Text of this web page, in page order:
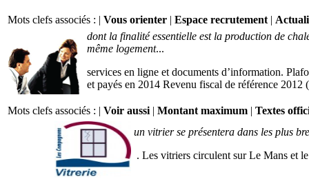
Mots clefs associés : | Vous orienter | Espace recrutement |
dont la finalité essentielle est la production de
même logement...
services en ligne et documents d’information.
et payés en 2014 Revenu fiscal de référence
Mots clefs associés : | Voir aussi | Montant maximum | Textes
un vitrier se présentera dans les plus
. Les vitriers circulent sur Le Mans et